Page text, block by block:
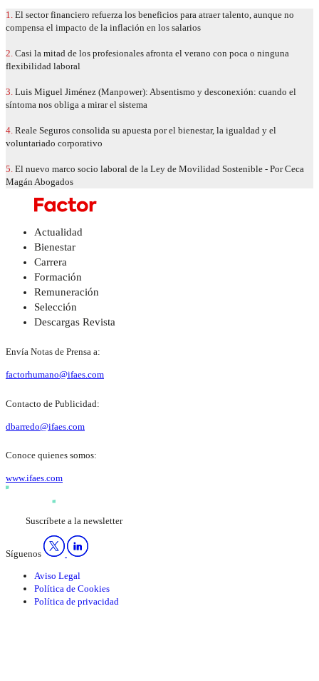
1. El sector financiero refuerza los beneficios para atraer talento, aunque no
compensa el impacto de la inflación en los salarios
2. Casi la mitad de los profesionales afronta el verano con poca o ninguna
flexibilidad laboral
3. Luis Miguel Jiménez (Manpower): Absentismo y desconexión: cuando el
síntoma nos obliga a mirar el sistema
4. Reale Seguros consolida su apuesta por el bienestar, la igualdad y el
voluntariado corporativo
5. El nuevo marco socio laboral de la Ley de Movilidad Sostenible - Por Ceca
Magán Abogados
Actualidad
Bienestar
Carrera
Formación
Remuneración
Selección
Descargas Revista
Envía Notas de Prensa a:
factorhumano@ifaes.com
Contacto de Publicidad:
dbarredo@ifaes.com
Conoce quienes somos:
www.ifaes.com
Suscríbete a la newsletter
Síguenos
Aviso Legal
Política de Cookies
Política de privacidad